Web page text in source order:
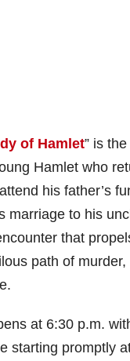
of Hamlet” is
Hamlet who
his father’s
marriage to his
that
path of murder,
at 6:30 p.m.
starting promptly